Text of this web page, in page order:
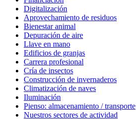
Digitalización
Aprovechamiento de residuos
Bienestar animal
Depuración de aire
Llave en mano
Edificios de granjas
Carrera profesional
Cría de insectos
Construcción de invernaderos
Climatización de naves
Iluminación
Pienso: almacenamiento / transporte
Nuestros sectores de actividad